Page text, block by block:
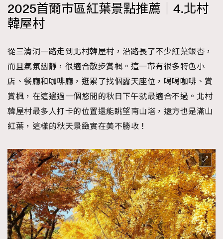
2025首爾市區紅葉景點推薦｜4.北村
韓屋村
從三清洞一路走到北村韓屋村，沿路長了不少紅葉銀杏，
而且氣氛幽靜，很適合散步賞楓。這一帶有很多特色小
店、餐廳和咖啡廳，逛累了找個露天座位，喝喝咖啡、賞
賞楓，在這邊過一個悠閒的秋日下午就最適合不過。北村
韓屋村最多人打卡的位置還能眺望南山塔，遠方也是滿山
紅葉，這樣的秋天景緻實在美不勝收！